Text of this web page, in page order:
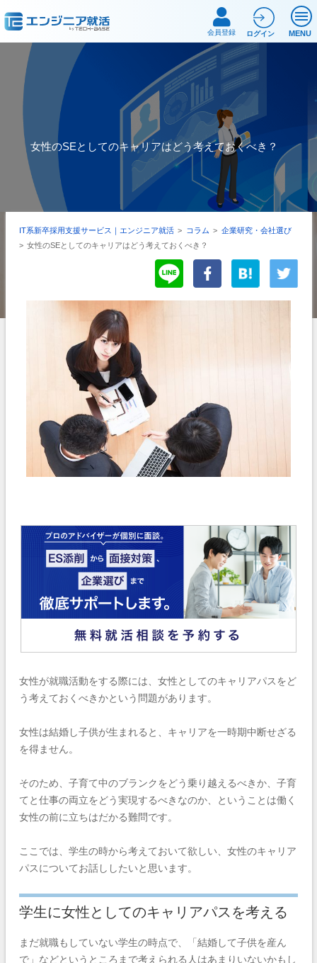
MENU
会員登録 ログイン
女性のSEとしてのキャリアはどう考えておくべき？
IT系新卒採用支援サービス｜エンジニア就活 > コラム > 企業研究・会社選び
> 女性のSEとしてのキャリアはどう考えておくべき？
女性が就職活動をする際には、女性としてのキャリアパスをど
う考えておくべきかという問題があります。
女性は結婚し子供が生まれると、キャリアを一時期中断せざる
を得ません。
そのため、子育て中のブランクをどう乗り越えるべきか、子育
てと仕事の両立をどう実現するべきなのか、ということは働く
女性の前に立ちはだかる難問です。
ここでは、学生の時から考えておいて欲しい、女性のキャリア
パスについてお話ししたいと思います。
学生に女性としてのキャリアパスを考える
まだ就職もしていない学生の時点で、「結婚して子供を産ん
で」などというところまで考えられる人はあまりいないかもし